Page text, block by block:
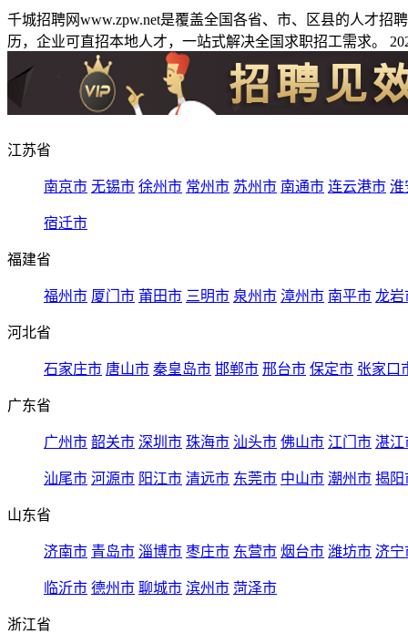
千城招聘网www.zpw.net是覆盖全国各省、市、区县的人才
历，企业可直招本地人才，一站式解决全国求职招工需求。
江苏省
南京市 无锡市 徐州市 常州市 苏州市 南通市 连云港市 淮
宿迁市
福建省
福州市 厦门市 莆田市 三明市 泉州市 漳州市 南平市 龙岩
河北省
石家庄市 唐山市 秦皇岛市 邯郸市 邢台市 保定市 张家口
广东省
广州市 韶关市 深圳市 珠海市 汕头市 佛山市 江门市 湛江
汕尾市 河源市 阳江市 清远市 东莞市 中山市 潮州市 揭阳
山东省
济南市 青岛市 淄博市 枣庄市 东营市 烟台市 潍坊市 济宁
临沂市 德州市 聊城市 滨州市 菏泽市
浙江省